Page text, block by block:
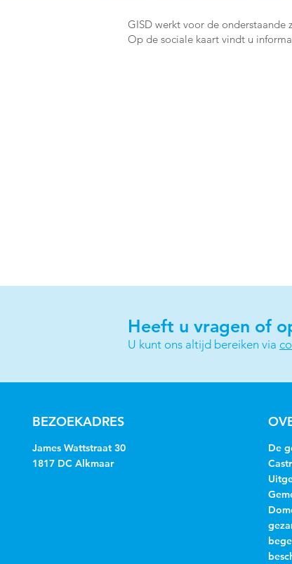
GISD werkt voor de onderstaande
Op de sociale kaart vindt u
Heeft u vragen of
U kunt ons altijd bereiken via
BEZOEKADRES
James Wattstraat 30
1817 DC Alkmaar
De